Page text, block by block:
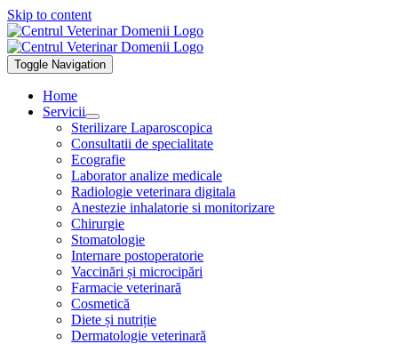
Skip to content
Toggle Navigation
Home
Servicii
Sterilizare Laparoscopica
Consultatii de specialitate
Ecografie
Laborator analize medicale
Radiologie veterinara digitala
Anestezie inhalatorie si monitorizare
Chirurgie
Stomatologie
Internare postoperatorie
Vaccinări și microcipări
Farmacie veterinară
Cosmetică
Diete și nutriție
Dermatologie veterinară